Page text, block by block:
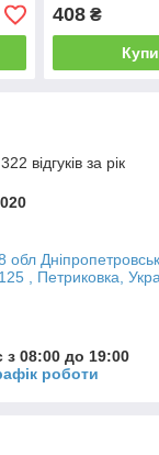
408₴
відгуків за рік
, Петриковка,
з 08:00 до 19:00
роботи